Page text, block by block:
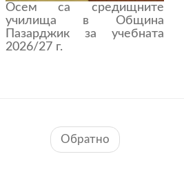
Осем са средищните
училища в Община
Пазарджик за учебната
2026/27 г.
Обратно